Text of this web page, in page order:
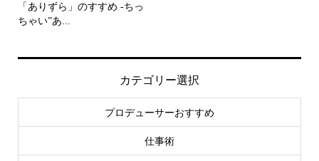
「ありずら」のすすめ -ちっ
ちゃい”あ...
カテゴリー選択
プロデューサーおすすめ
仕事術